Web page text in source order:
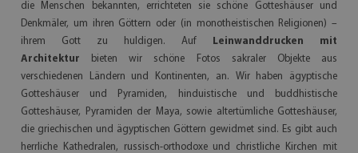
die Menschen bekannten, errichteten sie schöne Gotteshäuser und
Denkmäler, um ihren Göttern oder (in monotheistischen Religionen) –
ihrem Gott zu huldigen. Auf
Leinwanddrucken mit
Architektur bieten wir schöne Fotos sakraler Objekte aus
verschiedenen Ländern und Kontinenten, an. Wir haben ägyptische
Gotteshäuser und Pyramiden, hinduistische und buddhistische
Gotteshäuser, Pyramiden der Maya, sowie altertümliche Gotteshäuser,
die griechischen und ägyptischen Göttern gewidmet sind. Es gibt auch
herrliche Kathedralen, russisch-orthodoxe und christliche Kirchen mit